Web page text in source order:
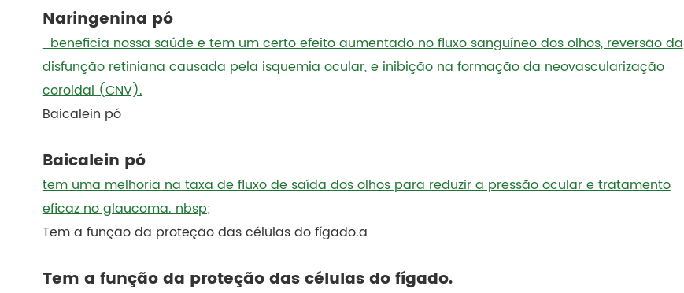
Naringenina pó
beneficia nossa saúde e tem um certo efeito aumentado no fluxo sanguíneo dos olhos, reversão da
disfunção retiniana causada pela isquemia ocular, e inibição na formação da neovascularização
coroidal (CNV).
Baicalein pó
Baicalein pó
tem uma melhoria na taxa de fluxo de saída dos olhos para reduzir a pressão ocular e tratamento
eficaz no glaucoma. nbsp;
Tem a função da proteção das células do fígado.a
Tem a função da proteção das células do fígado.